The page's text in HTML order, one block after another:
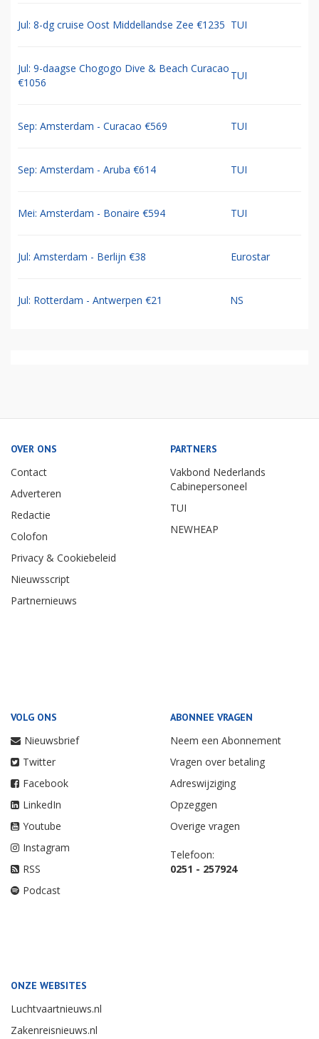
Jul: 8-dg cruise Oost Middellandse Zee €1235 TUI
Jul: 9-daagse Chogogo Dive & Beach Curacao
€1056
TUI
Sep: Amsterdam - Curacao €569 TUI
Sep: Amsterdam - Aruba €614 TUI
Mei: Amsterdam - Bonaire €594 TUI
Jul: Amsterdam - Berlijn €38 Eurostar
Jul: Rotterdam - Antwerpen €21 NS
OVER ONS
Contact
Adverteren
Redactie
Colofon
Privacy & Cookiebeleid
Nieuwsscript
Partnernieuws
PARTNERS
Vakbond Nederlands
Cabinepersoneel
TUI
NEWHEAP
VOLG ONS
Nieuwsbrief
Twitter
Facebook
LinkedIn
Youtube
Instagram
RSS
Podcast
ABONNEE VRAGEN
Neem een Abonnement
Vragen over betaling
Adreswijziging
Opzeggen
Overige vragen
Telefoon:
0251 - 257924
ONZE WEBSITES
Luchtvaartnieuws.nl
Zakenreisnieuws.nl